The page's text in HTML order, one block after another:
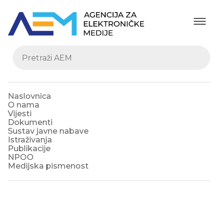
Naslovnica
O nama
Vijesti
Dokumenti
Sustav javne nabave
Istraživanja
Publikacije
NPOO
Medijska pismenost